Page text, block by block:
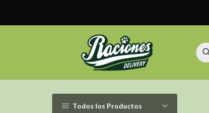
Todos los Productos